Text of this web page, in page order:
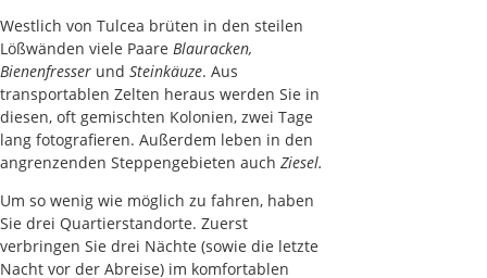
Westlich von Tulcea brüten in den steilen
Lößwänden viele Paare Blauracken,
Bienenfresser und Steinkäuze. Aus
transportablen Zelten heraus werden Sie in
diesen, oft gemischten Kolonien, zwei Tage
lang fotografieren. Außerdem leben in den
angrenzenden Steppengebieten auch Ziesel.
Um so wenig wie möglich zu fahren, haben
Sie drei Quartierstandorte. Zuerst
verbringen Sie drei Nächte (sowie die letzte
Nacht vor der Abreise) im komfortablen